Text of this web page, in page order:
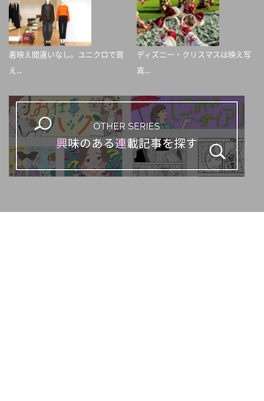
着映え間違いなし。ユニクロで買
え...
ディズニー・クリスマスは映え写
真...